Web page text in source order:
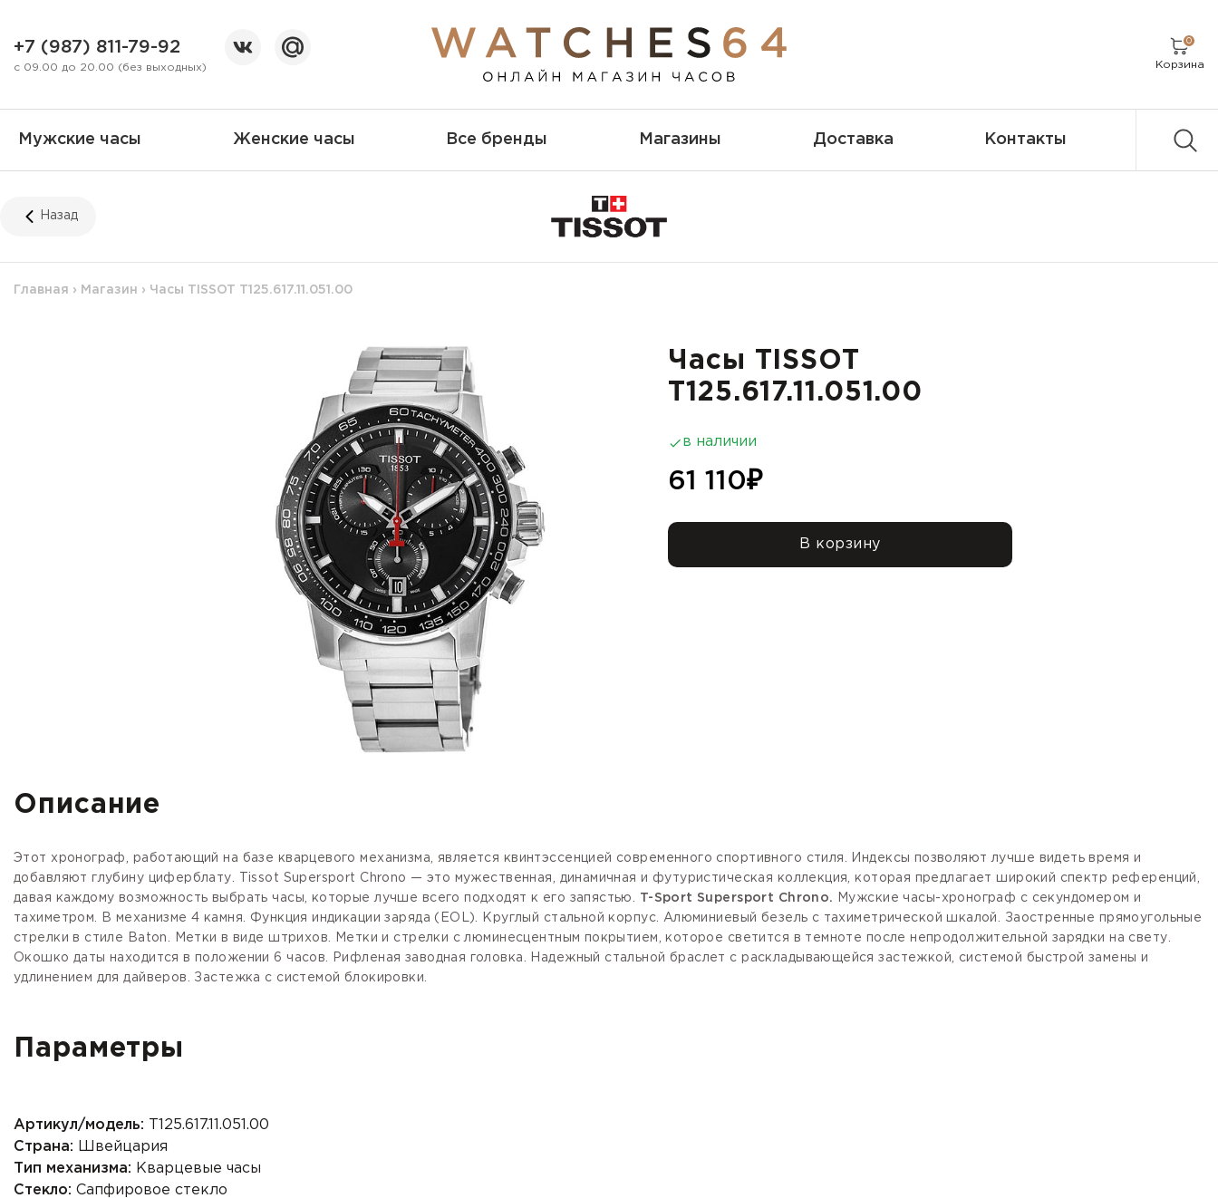
+7 (987) 811-79-92
с 09.00 до 20.00 (без выходных)
0
Корзина
Мужские часы Женские часы Все бренды Магазины Доставка Контакты
Назад
Главная › Магазин › Часы TISSOT T125.617.11.051.00
Часы TISSOT
T125.617.11.051.00
в наличии
61 110₽
В корзину
Описание
Этот хронограф, работающий на базе кварцевого механизма, является квинтэссенцией современного спортивного стиля. Индексы позволяют лучше видеть время и
добавляют глубину циферблату. Tissot Supersport Chrono — это мужественная, динамичная и футуристическая коллекция, которая предлагает широкий спектр референций,
давая каждому возможность выбрать часы, которые лучше всего подходят к его запястью.
T-Sport Supersport Chrono.
Мужские часы-хронограф с секундомером и
тахиметром. В механизме 4 камня. Функция индикации заряда ( EOL).
Круглый стальной корпус. Алюминиевый безель с тахиметрической шкалой. Заостренные прямоугольные
стрелки в стиле Baton. Метки в виде штрихов. Метки и стрелки с люминесцентным покрытием, которое светится в темноте после непродолжительной зарядки на свету.
Окошко даты находится в положении 6 часов. Рифленая заводная головка. Надежный стальной браслет сраскладывающейся застежкой,
системой быстрой замены и
удлинением для дайверов. Застежка с системой блокировки.
Параметры
Артикул/модель: T125.617.11.051.00
Страна: Швейцария
Тип механизма: Кварцевые часы
Стекло: Сапфировое стекло